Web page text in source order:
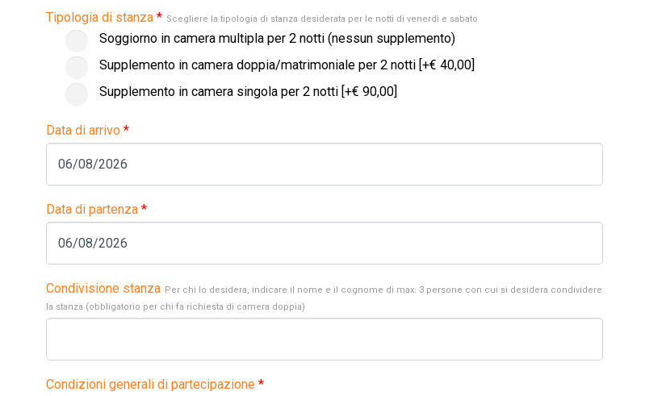
Tipologia di stanza * Scegliere la tipologia di stanza desiderata per le notti di venerdì e sabato
Soggiorno in camera multipla per 2 notti (nessun supplemento)
Supplemento in camera doppia/matrimoniale per 2 notti [+€ 40,00]
Supplemento in camera singola per 2 notti [+€ 90,00]
Data di arrivo *
Data di partenza *
Condivisione stanza Per chi lo desidera, indicare il nome e il cognome di max. 3 persone con cui si desidera condividere
la stanza (obbligatorio per chi fa richiesta di camera doppia)
Condizioni generali di partecipazione *